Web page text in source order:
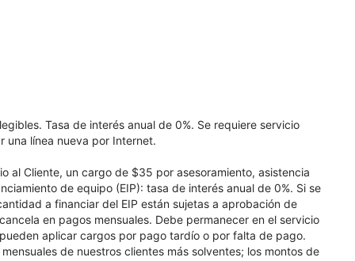
Tasa de interés anual de 0%. Se requiere servicio
una línea nueva por Internet.
al Cliente, un cargo de $35 por asesoramiento, asistencia
de equipo (EIP): tasa de interés anual de 0%. Si se
a financiar del EIP están sujetas a aprobación de
en pagos mensuales. Debe permanecer en el servicio
aplicar cargos por pago tardío o por falta de pago.
de nuestros clientes más solventes; los montos de